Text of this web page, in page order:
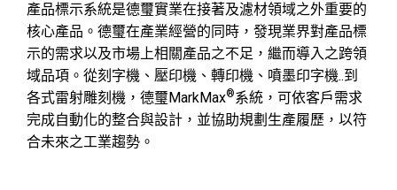
產品標示系統是德璽實業在接著及濾材領域之外重要的
核心產品。德璽在產業經營的同時，發現業界對產品標
示的需求以及市場上相關產品之不足，繼而導入之跨領
域品項。從刻字機、壓印機、轉印機、噴墨印字機..到
各式雷射雕刻機，德璽MarkMax®系統，可依客戶需求
完成自動化的整合與設計，並協助規劃生產履歷，以符
合未來之工業趨勢。